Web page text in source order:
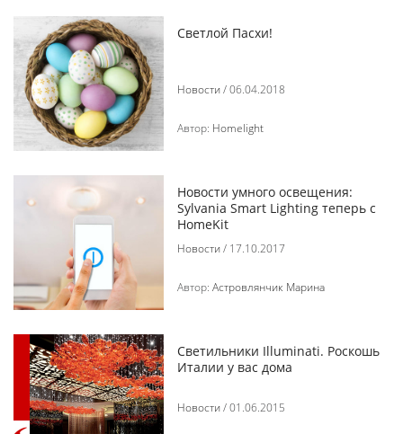
Светлой Пасхи!
Новости/ 06.04.2018
Автор: Homelight
Новости умного освещения:
Sylvania Smart Lighting теперь с
HomeKit
Новости/ 17.10.2017
Автор:Астровлянчик Марина
Светильники Illuminati. Роскошь
Италии у вас дома
Новости/ 01.06.2015